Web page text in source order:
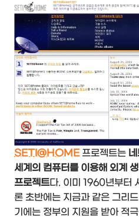
SETI@HOME프로젝트는
세계의 컴퓨터를 이용해 외계
프로젝트다. 이미 1960년부터
론 초반에는 지금과 같은 그리
기에는 정부의 지원을 받아 적